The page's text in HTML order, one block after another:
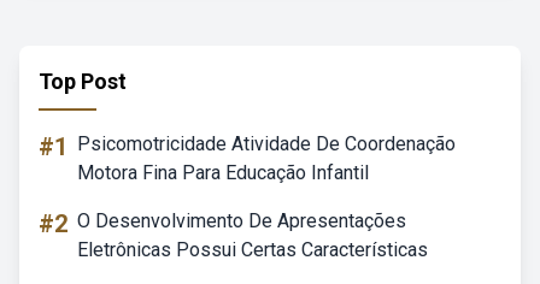
Top Post
#1
Psicomotricidade Atividade De Coordenação
Motora Fina Para Educação Infantil
#2 O Desenvolvimento De Apresentações
Eletrônicas Possui Certas Características